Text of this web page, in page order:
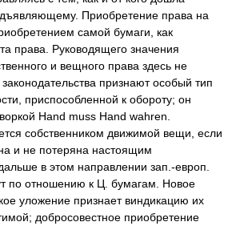
Приобретение права на
самой бумаги, как
права. Руководящего значения
и вещного права здесь не
признают особый тип
приспособленной к обороту; он
Hand muss Hand wahren.
собственником движимой вещи, если
и не потеряна настоящим
в этом направлении зап.-европ.
по отношению к Ц. бумагам. Новое
уложение признает виндикацию их
добросовестное приобретение